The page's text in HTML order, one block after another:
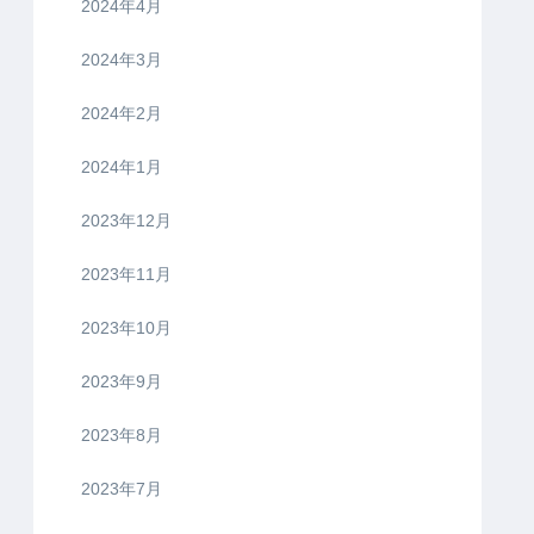
2024年4月
2024年3月
2024年2月
2024年1月
2023年12月
2023年11月
2023年10月
2023年9月
2023年8月
2023年7月